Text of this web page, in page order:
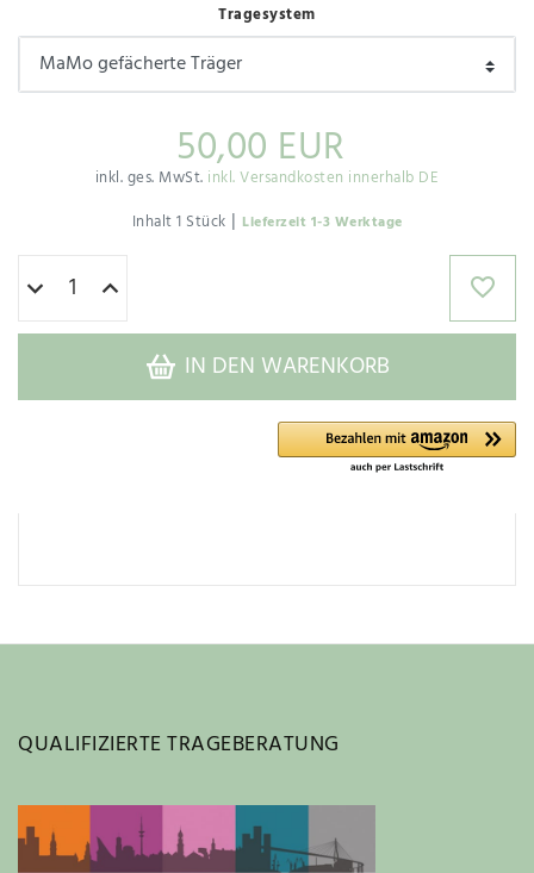
Tragesystem
50,00 EUR
inkl. ges. MwSt. inkl. Versandkosten innerhalb DE
Inhalt1 Stück | Lieferzeit 1-3 Werktage
IN DEN WARENKORB
QUALIFIZIERTE TRAGEBERATUNG